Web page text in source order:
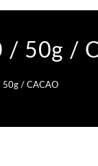
/ 50g /
50g / CACAO